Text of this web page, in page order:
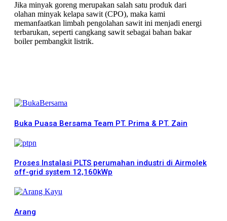
Jika minyak goreng merupakan salah satu produk dari
olahan minyak kelapa sawit (CPO), maka kami
memanfaatkan limbah pengolahan sawit ini menjadi energi
terbarukan, seperti cangkang sawit sebagai bahan bakar
boiler pembangkit listrik.
Buka Puasa Bersama Team PT. Prima & PT. Zain
Proses Instalasi PLTS perumahan industri di Airmolek
off-grid system 12,160kWp
Arang